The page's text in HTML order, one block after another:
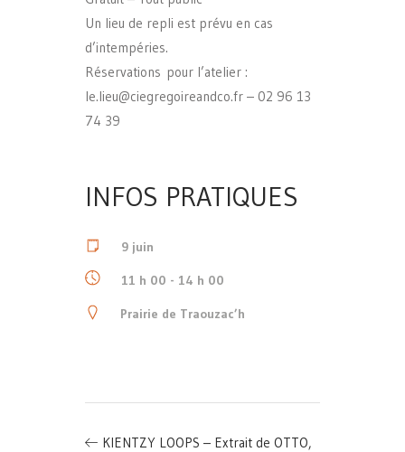
Un lieu de repli est prévu en cas
d’intempéries.
Réservations pour l’atelier :
le.lieu@ciegregoireandco.fr – 02 96 13
74 39
INFOS PRATIQUES
9 juin
11 h 00 - 14 h 00
Prairie de Traouzac’h
KIENTZY LOOPS – Extrait de OTTO,